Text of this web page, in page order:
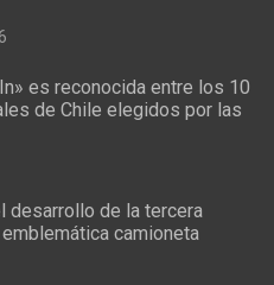
es reconocida entre los 10
de Chile elegidos por las
desarrollo de la tercera
camioneta